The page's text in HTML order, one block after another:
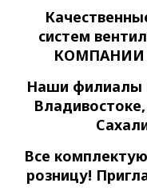
систем
КОМПАНИИ
Наши филиалы
Все
розницу!